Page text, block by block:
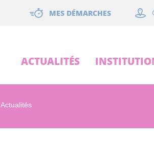
MES DÉMARCHES
ACTUALITÉS
Actualités